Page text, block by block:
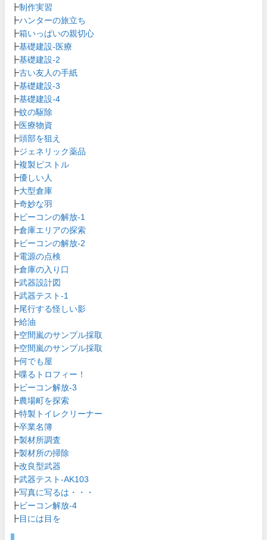
┣制作実習
┣ハンターの旅立ち
┣箱いっぱいの親切心
┣基礎建設-医療
┣基礎建設-2
┣古い友人の手紙
┣基礎建設-3
┣基礎建設-4
┣蚊の駆除
┣医療物資
┣頭部を狙え
┣ジェネリック薬品
┣複製ピストル
┣優しい人
┣大型倉庫
┣奇妙な羽
┣ビーコンの解放-1
┣倉庫エリアの探索
┣ビーコンの解放-2
┣電源の点検
┣倉庫の入り口
┣武器設計図
┣武器テスト-1
┣尾行する怪しい影
┣給油
┣空間嵐のサンプル採取
┣空間嵐のサンプル採取
┣何でも屋
┣喋るトロフィー！
┣ビーコン解放-3
┣農場町を探索
┣特製トイレクリーナー
┣卒業名簿
┣製材所調査
┣製材所の掃除
┣改良型武器
┣武器テスト-AK103
┣写真に写るは・・・
┣ビーコン解放-4
┣目には目を